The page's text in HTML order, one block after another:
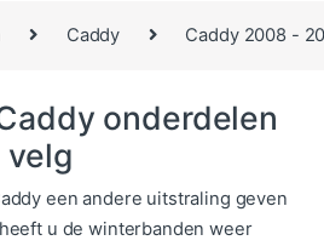
Caddy Caddy 2008 -
onderdelen
velg
een andere uitstraling geven
u de winterbanden weer